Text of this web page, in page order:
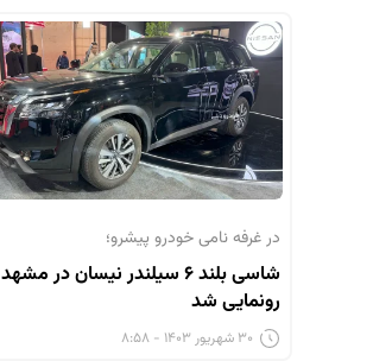
در غرفه نامی خودرو پیشرو؛
شاسی بلند ۶ سیلندر نیسان در مشهد
رونمایی شد
۳۰ شهریور ۱۴۰۳ - ۸:۵۸